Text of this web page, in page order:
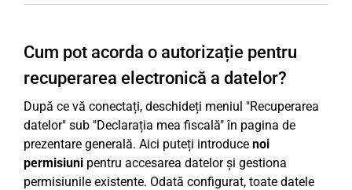
Cum pot acorda o autorizație pentru
recuperarea electronică a datelor?
După ce vă conectați, deschideți meniul "Recuperarea
datelor" sub "Declarația mea fiscală" în pagina de
prezentare generală. Aici puteți introduce noi
permisiuni pentru accesarea datelor și gestiona
permisiunile existente. Odată configurat, toate datele